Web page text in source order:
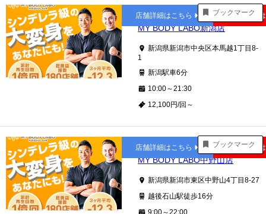
ブックマーク
新潟
MY BODY LABO新潟店
新潟県新潟市中央区本馬越1丁目8-
1
新潟駅車6分
10:00～21:30
12,100円/回～
店舗詳細はこちら 公式サイト
ブックマーク
越後石山
MY BODY LABO中野山店
新潟県新潟市東区中野山4丁目8-27
越後石山駅徒歩16分
店舗詳細はこちら 公式サイト